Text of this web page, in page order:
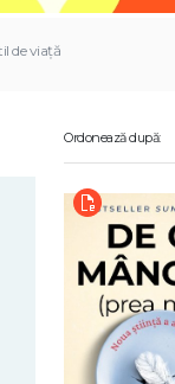
de viață
Ordonează după: